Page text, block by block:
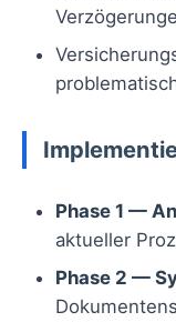
Phase 1 —
aktueller
Phase 2 —